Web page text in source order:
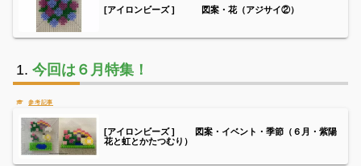
[アイロンビーズ ] 図案・花（アジサイ②）
今回は６月特集！
[アイロンビーズ ] 図案・イベント・季節（６月・紫陽
花と虹とかたつむり）